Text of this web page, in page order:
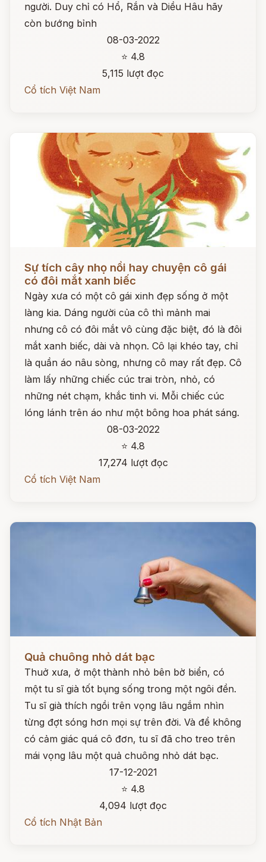
người. Duy chỉ có Hổ, Rắn và Diều Hâu hãy
còn bướng bỉnh
08-03-2022
⭐ 4.8
5,115 lượt đọc
Cổ tích Việt Nam
Sự tích cây nhọ nồi hay chuyện cô gái
có đôi mắt xanh biếc
Ngày xưa có một cô gái xinh đẹp sống ở một
làng kia. Dáng người của cô thì mảnh mai
nhưng cô có đôi mắt vô cùng đặc biệt, đó là đôi
mắt xanh biếc, dài và nhọn. Cô lại khéo tay, chỉ
là quần áo nâu sòng, nhưng cô may rất đẹp. Cô
làm lấy những chiếc cúc trai tròn, nhỏ, có
những nét chạm, khắc tinh vi. Mỗi chiếc cúc
lóng lánh trên áo như một bông hoa phát sáng.
08-03-2022
⭐ 4.8
17,274 lượt đọc
Cổ tích Việt Nam
Quả chuông nhỏ dát bạc
Thuở xưa, ở một thành nhỏ bên bờ biển, có
một tu sĩ già tốt bụng sống trong một ngôi đền.
Tu sĩ già thích ngồi trên vọng lâu ngắm nhìn
từng đợt sóng hơn mọi sự trên đời. Và để không
có cảm giác quá cô đơn, tu sĩ đã cho treo trên
mái vọng lâu một quả chuông nhỏ dát bạc.
17-12-2021
⭐ 4.8
4,094 lượt đọc
Cổ tích Nhật Bản